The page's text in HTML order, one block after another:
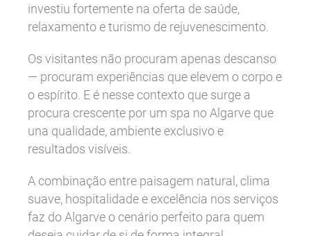
investiu fortemente na oferta de saúde,
relaxamento e turismo de rejuvenescimento.
Os visitantes não procuram apenas descanso
— procuram experiências que elevem o corpo e
o espírito. E é nesse contexto que surge a
procura crescente por um spa no Algarve que
una qualidade, ambiente exclusivo e
resultados visíveis.
A combinação entre paisagem natural, clima
suave, hospitalidade e excelência nos serviços
faz do Algarve o cenário perfeito para quem